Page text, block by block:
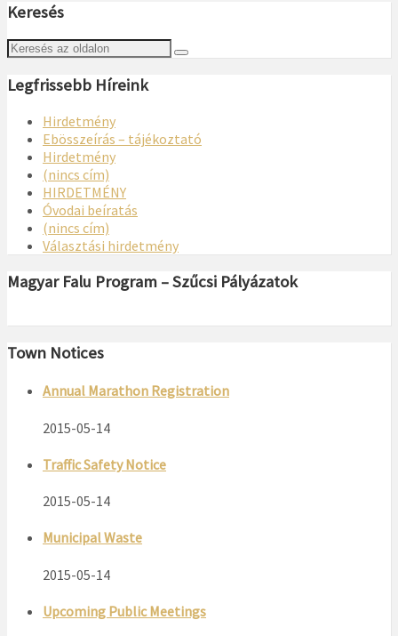
Keresés
Legfrissebb Híreink
Hirdetmény
Ebösszeírás – tájékoztató
Hirdetmény
(nincs cím)
HIRDETMÉNY
Óvodai beíratás
(nincs cím)
Választási hirdetmény
Magyar Falu Program – Szűcsi Pályázatok
Town Notices
Annual Marathon Registration
2015-05-14
Traffic Safety Notice
2015-05-14
Municipal Waste
2015-05-14
Upcoming Public Meetings